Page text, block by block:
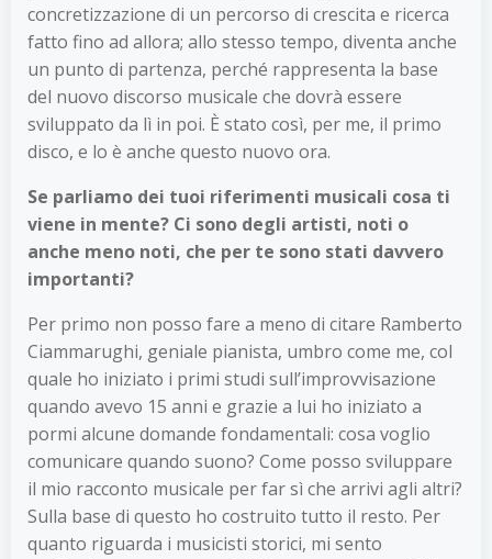
concretizzazione di un percorso di crescita e ricerca
fatto fino ad allora; allo stesso tempo, diventa anche
un punto di partenza, perché rappresenta la base
del nuovo discorso musicale che dovrà essere
sviluppato da lì in poi. È stato così, per me, il primo
disco, e lo è anche questo nuovo ora.
Se parliamo dei tuoi riferimenti musicali cosa ti
viene in mente? Ci sono degli artisti, noti o
anche meno noti, che per te sono stati davvero
importanti?
Per primo non posso fare a meno di citare Ramberto
Ciammarughi, geniale pianista, umbro come me, col
quale ho iniziato i primi studi sull’improvvisazione
quando avevo 15 anni e grazie a lui ho iniziato a
pormi alcune domande fondamentali: cosa voglio
comunicare quando suono? Come posso sviluppare
il mio racconto musicale per far sì che arrivi agli altri?
Sulla base di questo ho costruito tutto il resto. Per
quanto riguarda i musicisti storici, mi sento